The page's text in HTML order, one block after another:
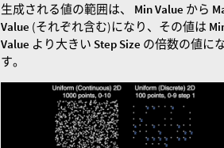
生成される値の範囲は、 Min Value から
Value (それぞれ含む)になり、その値は
Value より大きい Step Size の倍数の値に
す。